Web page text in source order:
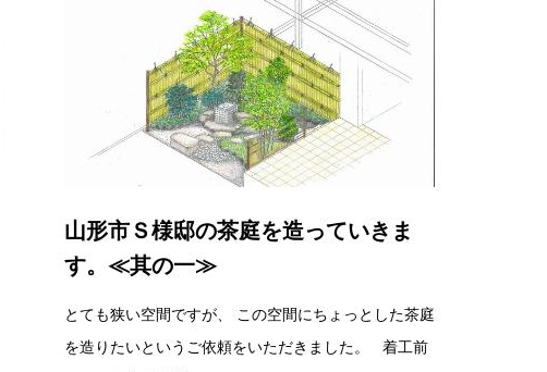
山形市Ｓ様邸の茶庭を造っていきま
す。≪其の一≫
とても狭い空間ですが、 この空間にちょっとした茶庭
を造りたいというご依頼をいただきました。 着工前